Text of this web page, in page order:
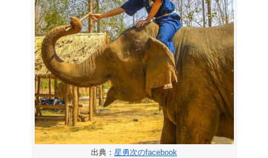
出典： 星勇次のfacebook